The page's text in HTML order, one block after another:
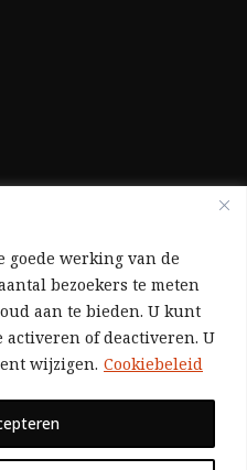
goede werking van de
bezoekers te meten
aan te bieden. U kunt
activeren of deactiveren. U
wijzigen. Cookiebeleid
gefinancierd zijn
commerciële
sponsors), zijn we
tijdschrift uitsluitend
steun van onze
solidariteit.